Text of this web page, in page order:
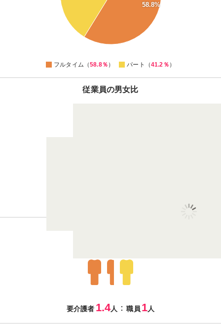
58.8%
フルタイム（58.8％ ） パート（41.2％ ）
従業員の男女比
要介護者 1.4人 ：職員 1人